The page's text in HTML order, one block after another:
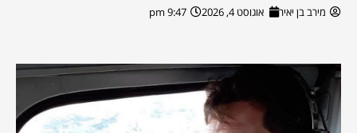
מירב בן יאיר אוגוסט 4, 2026 9:47 pm